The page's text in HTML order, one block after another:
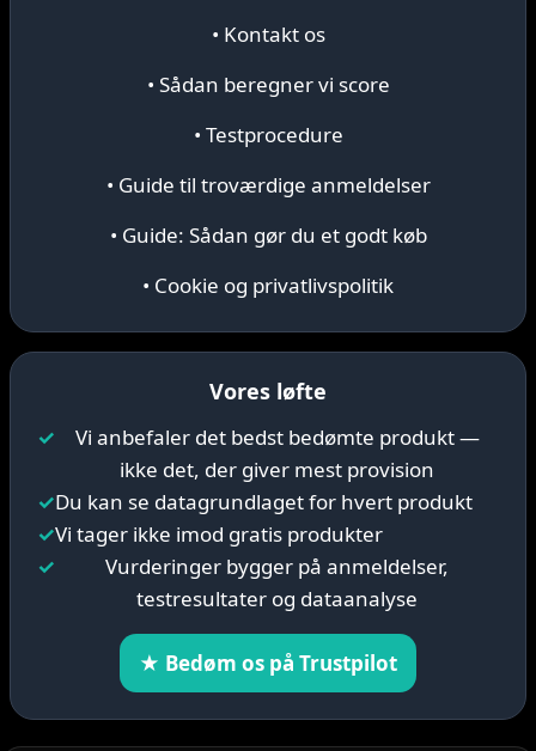
• Kontakt os
• Sådan beregner vi score
• Testprocedure
• Guide til troværdige anmeldelser
• Guide: Sådan gør du et godt køb
• Cookie og privatlivspolitik
Vores løfte
✓
Vi anbefaler det bedst bedømte produkt —
ikke det, der giver mest provision
✓Du kan se datagrundlaget for hvert produkt
✓Vi tager ikke imod gratis produkter
✓
Vurderinger bygger på anmeldelser,
testresultater og dataanalyse
★ Bedøm os på Trustpilot